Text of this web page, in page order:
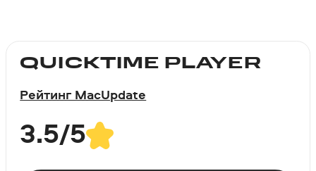
QUICKTIME PLAYER
Рейтинг MacUpdate
3.5/5